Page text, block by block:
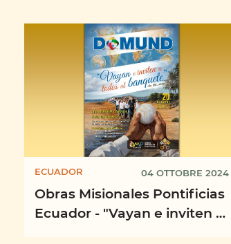
ECUADOR 04 OTTOBRE 2024
Obras Misionales Pontificias
Ecuador - "Vayan e inviten a